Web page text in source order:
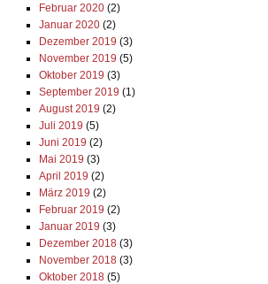
Februar 2020(2)
Januar 2020(2)
Dezember 2019 (3)
November 2019 (5)
Oktober 2019 (3)
September 2019 (1)
August 2019 (2)
Juli 2019 (5)
Juni 2019 (2)
Mai 2019 (3)
April 2019 (2)
März 2019 (2)
Februar 2019 (2)
Januar 2019 (3)
Dezember 2018(3)
November 2018(3)
Oktober 2018(5)